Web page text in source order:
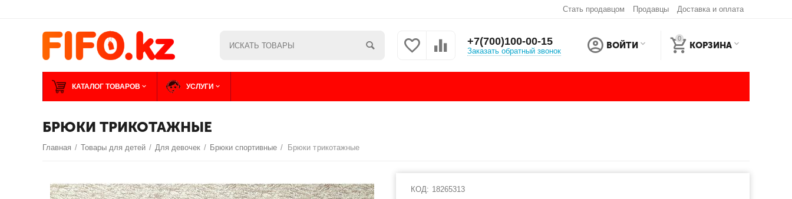
Стать продавцом Продавцы Доставка и оплата
+7(700)100-00-15
Заказать обратный звонок
ВОЙТИ
0
КОРЗИНА
КАТАЛОГ ТОВАРОВ УСЛУГИ
БРЮКИ ТРИКОТАЖНЫЕ
Главная / Товары для детей / Для девочек / Брюки спортивные / Брюки трикотажные
КОД: 18265313